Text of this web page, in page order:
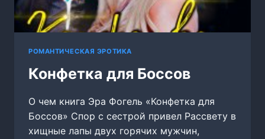
РОМАНТИЧЕСКАЯ ЭРОТИКА
Конфетка для Боссов
О чем книга Эра Фогель «Конфетка для
Боссов» Спор с сестрой привел Рассвету в
хищные лапы двух горячих мужчин,